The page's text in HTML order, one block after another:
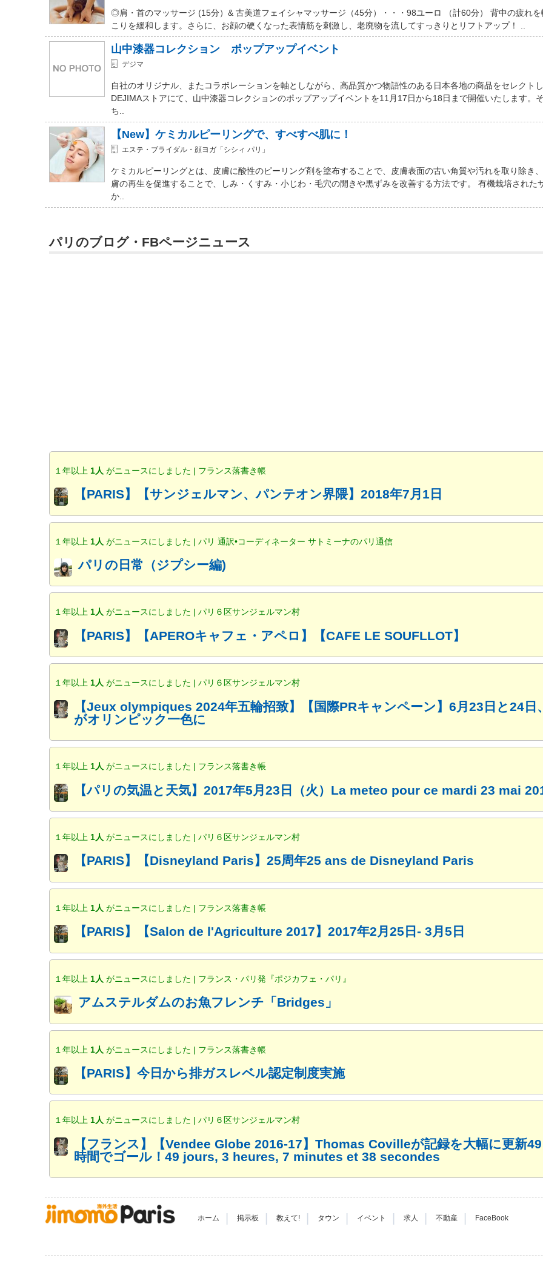
◎肩・首のマッサージ (15分）& 古美道フェイシャマッサージ（45分）・・・98ユーロ （計60分） 背中の疲れ
こりを緩和します。さらに、お顔の硬くなった表情筋を刺激し、老廃物を流してすっきりとリフトアップ！ ..
山中漆器コレクション ポップアップイベント
デジマ
自社のオリジナル、またコラボレーションを軸としながら、高品質かつ物語性のある日本各地の商品をセレクト
DEJIMAストアにて、山中漆器コレクションのポップアップイベントを11月17日から18日まで開催いたします。
ち..
【New】ケミカルピーリングで、すべすべ肌に！
エステ・ブライダル・顔ヨガ「シシィ パリ」
ケミカルピーリングとは、皮膚に酸性のピーリング剤を塗布することで、皮膚表面の古い角質や汚れを取り除き
膚の再生を促進することで、しみ・くすみ・小じわ・毛穴の開きや黒ずみを改善する方法です。 有機栽培された
か..
パリのブログ・FBページニュース
１年以上 1人がニュースにしました | フランス落書き帳
【PARIS】【サンジェルマン、パンテオン界隈】2018年7月1日
１年以上 1人がニュースにしました | パリ 通訳•コーディネーター サトミーナのパリ通信
パリの日常（ジプシー編)
１年以上1人がニュースにしました | パリ６区サンジェルマン村
【PARIS】【APEROキャフェ・アペロ】【CAFE LE SOUFLLOT】
１年以上1人がニュースにしました | パリ６区サンジェルマン村
【Jeux olympiques 2024年五輪招致】【国際PRキャンペーン】6月23日と24日
がオリンピック一色に
１年以上 1人がニュースにしました | フランス落書き帳
【パリの気温と天気】2017年5月23日（火）La meteo pour ce mardi 23 mai
１年以上 1人がニュースにしました | パリ６区サンジェルマン村
【PARIS】【Disneyland Paris】25周年25 ans de Disneyland Paris
１年以上 1人がニュースにしました | フランス落書き帳
【PARIS】【Salon de l'Agriculture 2017】2017年2月25日- 3月5日
１年以上 1人がニュースにしました | フランス・パリ発『ポジカフェ・パリ』
アムステルダムのお魚フレンチ「Bridges」
１年以上 1人がニュースにしました | フランス落書き帳
【PARIS】今日から排ガスレベル認定制度実施
１年以上1人がニュースにしました | パリ６区サンジェルマン村
【フランス】【Vendee Globe 2016-17】Thomas Covilleが記録を大幅に更新
時間でゴール！49 jours, 3 heures, 7 minutes et 38 secondes
ホーム 掲示板 教えて! タウン イベント 求人 不動産 FaceBook